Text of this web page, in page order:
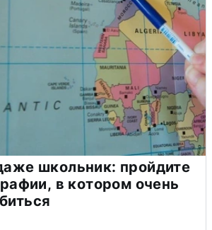
школьник: пройдите
в котором очень